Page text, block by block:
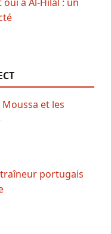
à Al-Hilal : un
et les
portugais